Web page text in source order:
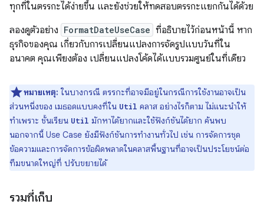
ทุกที่ในตรรกะได้ง่ายขึ้น และยังช่วยให้ทดสอบตรรกะแยกกันได้ด้วย
ลองดูตัวอย่าง FormatDateUseCase ที่อธิบายไว้ก่อนหน้านี้ หาก
ธุรกิจของคุณ เกี่ยวกับการเปลี่ยนแปลงการจัดรูปแบบวันที่ใน
อนาคต คุณเพียงต้อง เปลี่ยนแปลงโค้ดได้แบบรวมศูนย์ในที่เดียว
หมายเหตุ: ในบางกรณี ตรรกะที่อาจมีอยู่ในกรณีการใช้งานอาจเป็น
ส่วนหนึ่งของ เมธอดแบบคงที่ใน Util คลาส อย่างไรก็ตาม ไม่แนะนำให้
ทำเพราะ ชั้นเรียน Util มักหาได้ยากและใช้ฟังก์ชันได้ยาก ค้นพบ
นอกจากนี้ Use Case ยังมีฟังก์ชันการทำงานทั่วไป เช่น การจัดการชุด
ข้อความและการจัดการข้อผิดพลาดในคลาสพื้นฐานที่อาจเป็นประโยชน์ต่อ
ทีมขนาดใหญ่ที่ ปรับขยายได้
รวมที่เก็บ